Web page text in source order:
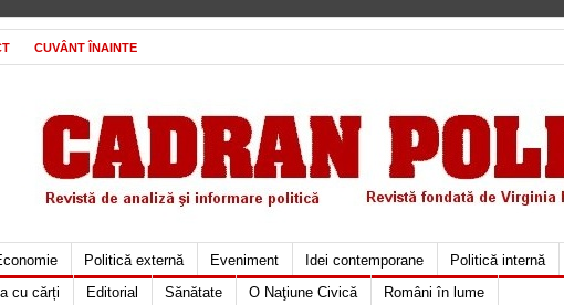
CUVÂNT ÎNAINTE
Politică externă Eveniment Idei contemporane Politică internă
cu cărți Editorial Sănătate O Naţiune Civică Români în lume